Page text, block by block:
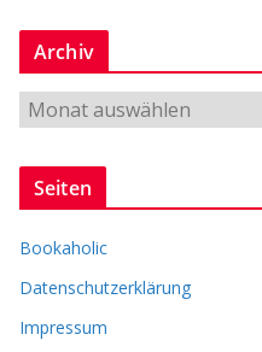
n
e
Archiv
c
v
Seiten
Bookaholic
Datenschutzerklärung
Impressum